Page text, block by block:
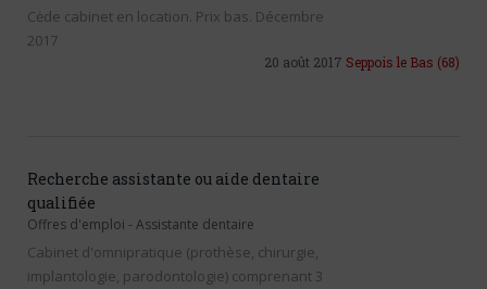
Cėde cabinet en location. Prix bas. Décembre
2017
20 août 2017 Seppois le Bas (68)
Recherche assistante ou aide dentaire
qualifiée
Offres d'emploi - Assistante dentaire
Cabinet d'omnipratique (prothèse, chirurgie,
implantologie, parodontologie) comprenant 3